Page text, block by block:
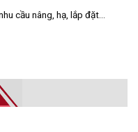
cầu nâng, hạ, lắp đặt...